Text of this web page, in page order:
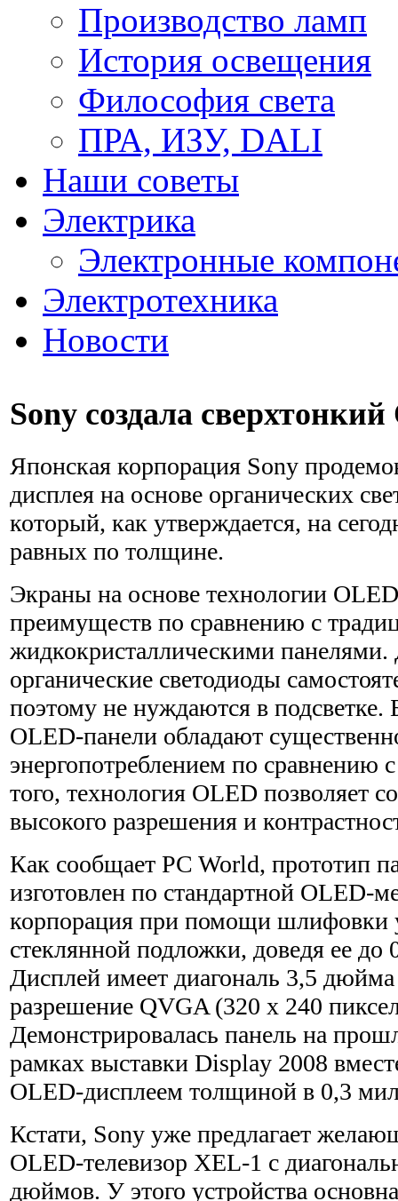
Производство ламп
История освещения
Философия света
ПРА, ИЗУ, DALI
Наши советы
Электрика
Электронные
Электротехника
Новости
Sony создала
Японская корпорация Sony
дисплея на основе органических
который, как утверждается, на
равных по толщине.
Экраны на основе технологии
преимуществ по сравнению с
жидкокристаллическими панелями.
органические светодиоды
поэтому не нуждаются в подсветке.
OLED-панели обладают
энергопотреблением по
того, технология OLED позволяет
высокого разрешения и
Как сообщает PC World, прототип
изготовлен по стандартной OLED-
корпорация при помощи
стеклянной подложки, доведя ее до
Дисплей имеет диагональ 3,5
разрешение QVGA (320 х 240
Демонстрировалась панель на
рамках выставки Display 2008
OLED-дисплеем толщиной в 0,3
Кстати, Sony уже предлагает
OLED-телевизор XEL-1 с
дюймов. У этого устройства